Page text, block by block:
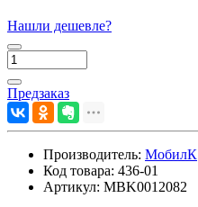
Нашли дешевле?
Предзаказ
Производитель: МобилК
Код товара: 436-01
Артикул: MBK0012082